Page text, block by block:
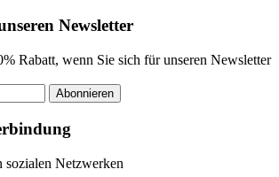
Newsletter
Rabatt, wenn Sie sich für unseren Newsletter
Abonnieren
sozialen Netzwerken